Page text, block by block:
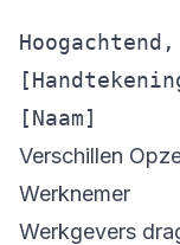
Hoogachtend,
Verschillen
Werknemer
Werkgevers